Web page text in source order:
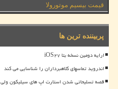
قیمت بیسیم موتورولا
پربیننده ترین ها
ارایه دومین نسخه بتا iOS۲۷
اندروید تماسهای کلاهبرداران را شناسایی می کند
قصه تسلیحاتی شدن استارت اپ های سیلیکون ولی